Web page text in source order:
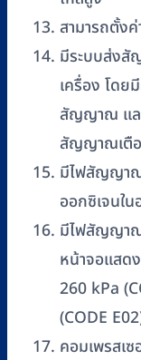
สามารถตั้ง
มีระบบส่งสั
เครื่อง โดย
สัญญาณ และ
สัญญาณเตื
มีไฟสัญญาณ
ออกซิเจนใ
มีไฟสัญญาณ
หน้าจอแสด
260 kPa
(CODE
คอมเพรสเ